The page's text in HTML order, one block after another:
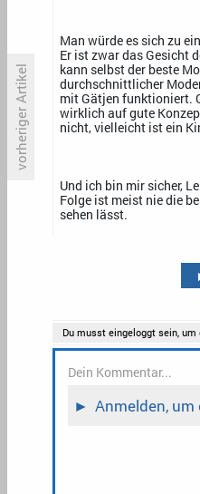
vorheriger Artikel
«Die Kanzlei» kehrt Ende
Man würde es sich zu
Er ist zwar das Gesicht
kann selbst der beste
durchschnittlicher
mit Gätjen funktioniert.
wirklich auf gute
nicht, vielleicht ist ein
Und ich bin mir sicher,
Folge ist meist nie die
sehen lässt.